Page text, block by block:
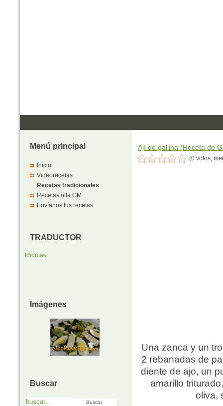
Menú principal
Inicio
Videorecetas
Recetas tradicionales
Recetas olla GM
Envíanos tus recetas
TRADUCTOR
Idiomas
Imágenes
Buscar
Ají de gallina (Receta de
(0 votos,
Una zanca y un
2 rebanadas de
diente de ajo, un
amarillo
oliva,